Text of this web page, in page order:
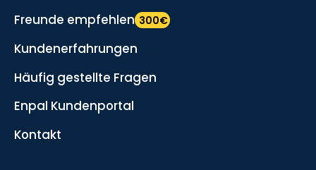
Freunde empfehlen 300€
Kundenerfahrungen
Häufig gestellte Fragen
Enpal Kundenportal
Kontakt